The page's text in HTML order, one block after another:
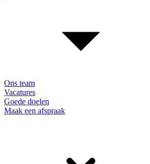
Ons team
Vacatures
Goede doelen
Maak een afspraak